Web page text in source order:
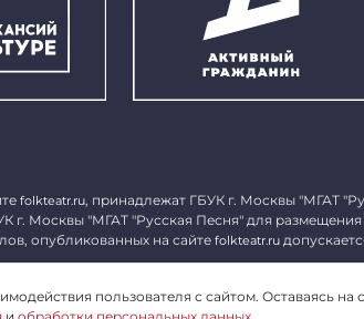
folkteatr.ru, принадлежат ГБУК г. Москвы "МГАТ
г. Москвы "МГАТ "Русская Песня" для размещения
опубликованных на сайте folkteatr.ru
пользователя с сайтом. Оставаясь
и обработки персональных данных